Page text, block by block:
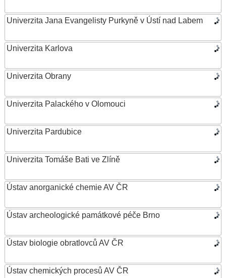
Univerzita Jana Evangelisty Purkyně v Ústí nad Labem
Univerzita Karlova
Univerzita Obrany
Univerzita Palackého v Olomouci
Univerzita Pardubice
Univerzita Tomáše Bati ve Zlíně
Ústav anorganické chemie AV ČR
Ústav archeologické památkové péče Brno
Ústav biologie obratlovců AV ČR
Ústav chemických procesů AV ČR